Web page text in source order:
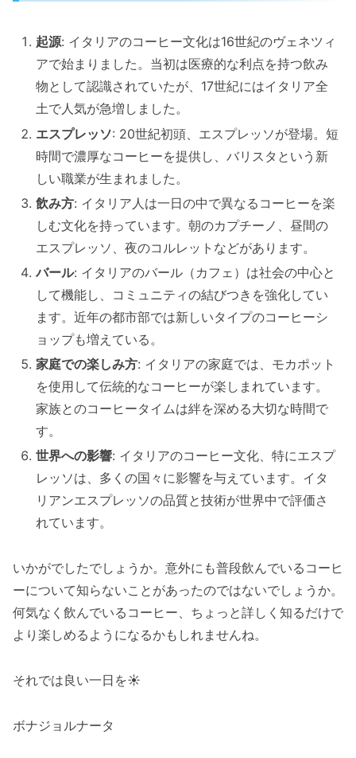
起源: イタリアのコーヒー文化は16世紀のヴェネツィ
アで始まりました。当初は医療的な利点を持つ飲み
物として認識されていたが、17世紀にはイタリア全
土で人気が急増しました。
エスプレッソ: 20世紀初頭、エスプレッソが登場。短
時間で濃厚なコーヒーを提供し、バリスタという新
しい職業が生まれました。
飲み方: イタリア人は一日の中で異なるコーヒーを楽
しむ文化を持っています。朝のカプチーノ、昼間の
エスプレッソ、夜のコルレットなどがあります。
バール: イタリアのバール（カフェ）は社会の中心と
して機能し、コミュニティの結びつきを強化してい
ます。近年の都市部では新しいタイプのコーヒーシ
ョップも増えている。
家庭での楽しみ方: イタリアの家庭では、モカポット
を使用して伝統的なコーヒーが楽しまれています。
家族とのコーヒータイムは絆を深める大切な時間で
す。
世界への影響: イタリアのコーヒー文化、特にエスプ
レッソは、多くの国々に影響を与えています。イタ
リアンエスプレッソの品質と技術が世界中で評価さ
れています。
いかがでしたでしょうか。意外にも普段飲んでいるコーヒ
ーについて知らないことがあったのではないでしょうか。
何気なく飲んでいるコーヒー、ちょっと詳しく知るだけで
より楽しめるようになるかもしれませんね。
それでは良い一日を☀️
ボナジョルナータ